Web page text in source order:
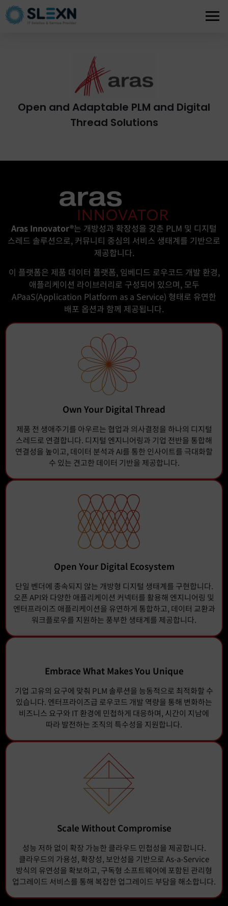
Open and Adaptable PLM and Digital
Thread Solutions
Aras Innovator®는 개방성과 확장성을 갖춘 PLM 및 디지털
스레드 솔루션으로, 커뮤니티 중심의 서비스 생태계를 기반으로
제공합니다.
이 플랫폼은 제품 데이터 플랫폼, 임베디드 로우코드 개발 환경,
애플리케이션 라이브러리로 구성되어 있으며, 모두
APaaS(Application Platform as a Service) 형태로 유연한
배포 옵션과 함께 제공됩니다.
Own Your Digital Thread
제품 전 생애주기를 아우르는 협업과 의사결정을 하나의 디지털
스레드로 연결합니다. 디지털 엔지니어링과 기업 전반을 통합해
연결성을 높이고, 데이터 분석과 AI를 통한 인사이트를 극대화할
수 있는 견고한 데이터 기반을 제공합니다.
Open Your Digital Ecosystem
단일 벤더에 종속되지 않는 개방형 디지털 생태계를 구현합니다.
오픈 API와 다양한 애플리케이션 커넥터를 활용해 엔지니어링 및
엔터프라이즈 애플리케이션을 유연하게 통합하고, 데이터 교환과
워크플로우를 지원하는 풍부한 생태계를 제공합니다.
Embrace What Makes You Unique
기업 고유의 요구에 맞춰 PLM 솔루션을 능동적으로 최적화할 수
있습니다. 엔터프라이즈급 로우코드 개발 역량을 통해 변화하는
비즈니스 요구와 IT 환경에 민첩하게 대응하며, 시간이 지남에
따라 발전하는 조직의 특수성을 지원합니다.
Scale Without Compromise
성능 저하 없이 확장 가능한 클라우드 민첩성을 제공합니다.
클라우드의 가용성, 확장성, 보안성을 기반으로 As-a-Service
방식의 유연성을 확보하고, 구독형 소프트웨어에 포함된 관리형
업그레이드 서비스를 통해 복잡한 업그레이드 부담을 해소합니다.